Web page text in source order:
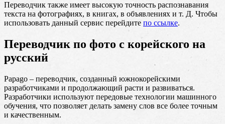
Переводчик также имеет высокую точность распознавания
текста на фотографиях, в книгах, в объявлениях и т. Д. Чтобы
использовать данный сервис перейдите по ссылке.
Переводчик по фото с корейского на
русский
Papago – переводчик, созданный южнокорейскими
разработчиками и продолжающий расти и развиваться.
Разработчики используют передовые технологии машинного
обучения, что позволяет делать замену слов все более точным
и качественным.